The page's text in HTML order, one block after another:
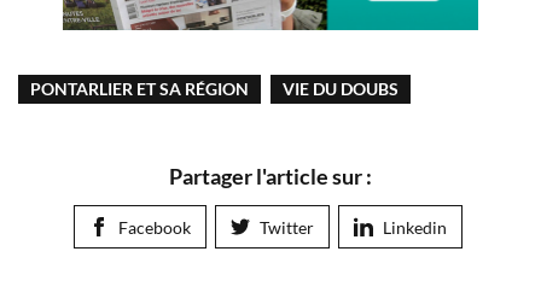
PONTARLIER ET SA RÉGION VIE DU DOUBS
Partager l'article sur :
Facebook Twitter Linkedin